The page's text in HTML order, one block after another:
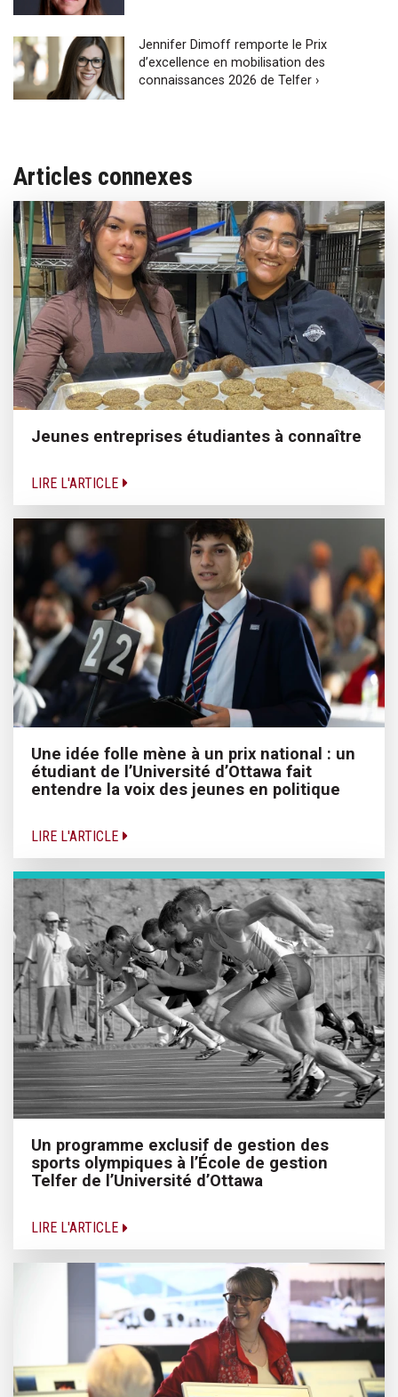
Jennifer Dimoff remporte le Prix
d’excellence en mobilisation des
connaissances 2026 de Telfer ›
Articles connexes
Jeunes entreprises étudiantes à connaître
LIRE L'ARTICLE
Une idée folle mène à un prix national : un
étudiant de l’Université d’Ottawa fait
entendre la voix des jeunes en politique
LIRE L'ARTICLE
Un programme exclusif de gestion des
sports olympiques à l’École de gestion
Telfer de l’Université d’Ottawa
LIRE L'ARTICLE